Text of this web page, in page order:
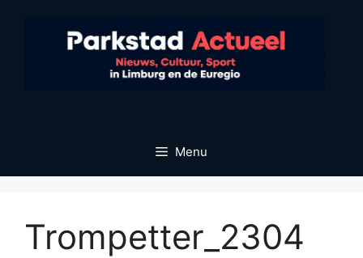
Menu
Trompetter_2304